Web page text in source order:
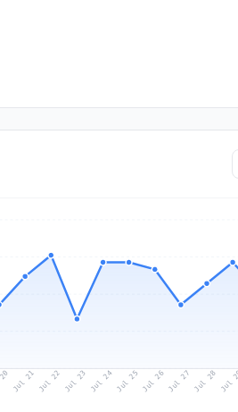
Jul 21 Jul 22 Jul 23 Jul 24Jul 25 Jul 26Jul 27 Jul 28 Jul